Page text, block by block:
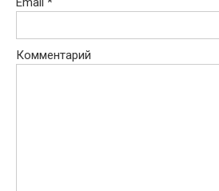
Комментарий